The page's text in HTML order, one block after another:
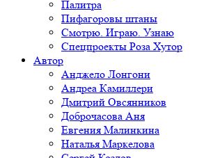
Палитра
Пифагоровы штаны
Смотрю. Играю. Узнаю
Спецпроекты Роза Хутор
Автор
Анджело Лонгони
Андреа Камиллери
Дмитрий Овсянников
Доброчасова Аня
Евгения Малинкина
Наталья Маркелова